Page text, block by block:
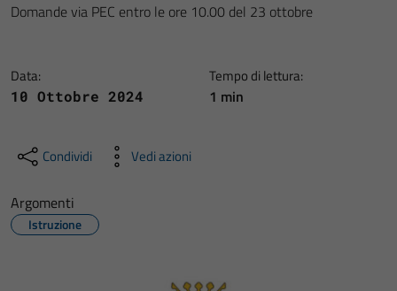
Domande via PEC entro le ore 10.00 del 23 ottobre
Data:
10 Ottobre 2024
Tempo di lettura:
1 min
Condividi Vedi azioni
Argomenti
Istruzione